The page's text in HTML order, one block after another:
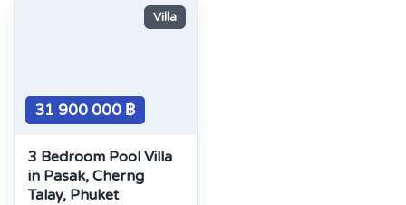
Villa
31 900 000 ฿
3 Bedroom Pool Villa
in Pasak, Cherng
Talay, Phuket